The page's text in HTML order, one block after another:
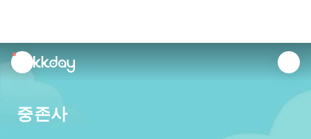
unread
notifications
중존사